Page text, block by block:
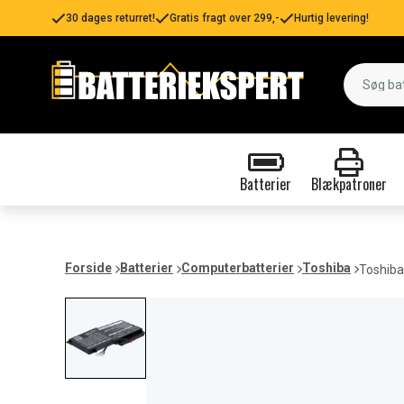
30 dages returret! Gratis fragt over 299,- Hurtig levering!
Batterier Blækpatroner
Forside Batterier Computerbatterier Toshiba